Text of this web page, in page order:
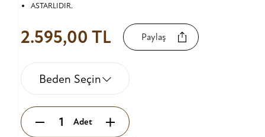
ASTARLIDIR.
2.595,00 TL Paylaş
Beden Seçin
Adet